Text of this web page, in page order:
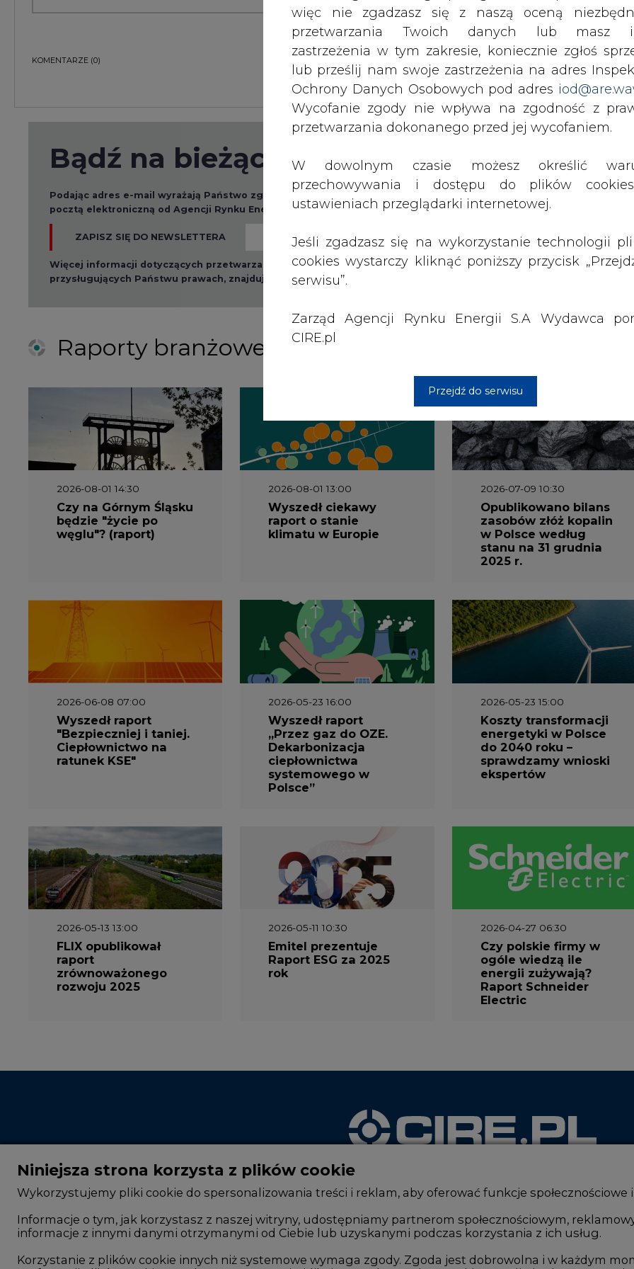
więc nie zgadzasz się z naszą oceną
przetwarzania Twoich danych lub masz
zastrzeżenia w tym zakresie, koniecznie zgłoś
lub prześlij nam swoje zastrzeżenia na adres
Ochrony Danych Osobowych pod adres
Wycofanie zgody nie wpływa na zgodność z
przetwarzania dokonanego przed jej wycofaniem.
W dowolnym czasie możesz określić
przechowywania i dostępu do plików
ustawieniach przeglądarki internetowej.
Jeśli zgadzasz się na wykorzystanie technologii
cookies wystarczy kliknąć poniższy przycisk
serwisu”.
Zarząd Agencji Rynku Energii S.A Wydawca
CIRE.pl
Przejdź do serwisu
KOMENTARZE (0)
Bądź na bieżąco
Podając adres e-mail wyrażają Państwo zgodę na otrzymywanie treści marketingowych w postaci newslettera
pocztą elektroniczną od Agencji Rynku Energii S.A z siedzibą w Warszawie.
ZAPISZ SIĘ DO NEWSLETTERA
Więcej informacji dotyczących przetwarzania przez nas Państwa danych osobowych, w tym informacje o
przysługujących Państwu prawach, znajduje się w polityce prywatności.
Raporty branżowe
2026-08-01 14:30
Czy na Górnym Śląsku
będzie "życie po
węglu"? (raport)
2026-08-01 13:00
Wyszedł ciekawy
raport o stanie
klimatu w Europie
2026-07-09 10:30
Opublikowano bilans
zasobów złóż kopalin
w Polsce według
stanu na 31 grudnia
2025 r.
2026-06-08 07:00
Wyszedł raport
"Bezpieczniej i taniej.
Ciepłownictwo na
ratunek KSE"
2026-05-23 16:00
Wyszedł raport
„Przez gaz do OZE.
Dekarbonizacja
ciepłownictwa
systemowego w
Polsce”
2026-05-23 15:00
Koszty transformacji
energetyki w Polsce
do 2040 roku –
sprawdzamy wnioski
ekspertów
2026-05-13 13:00
FLIX opublikował
raport
zrównoważonego
rozwoju 2025
2026-05-11 10:30
Emitel prezentuje
Raport ESG za 2025
rok
2026-04-27 06:30
Czy polskie firmy w
ogóle wiedzą ile
energii zużywają?
Raport Schneider
Electric
CIRE - kim jesteśmy
Reklamuj się na CIRE
Rok 2025 na CIRE
Rok 2024 na CIRE
Zmiany kadrowe na rynku
Studio CIRE
Innowacje
Niniejsza strona korzysta z plików cookie
Wykorzystujemy pliki cookie do spersonalizowania treści i reklam, aby oferować funkcje
Informacje o tym, jak korzystasz z naszej witryny, udostępniamy partnerom społecznościowym,
informacje z innymi danymi otrzymanymi od Ciebie lub uzyskanymi podczas korzystania z ich usług.
Korzystanie z plików cookie innych niż systemowe wymaga zgody. Zgoda jest dobrowolna i w każdym